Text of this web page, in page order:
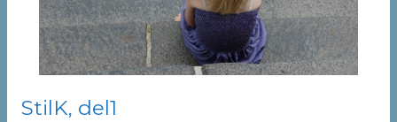
StilK, del1
StilK,